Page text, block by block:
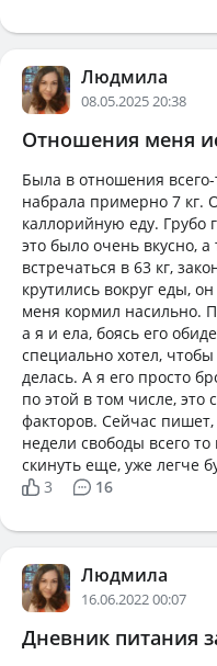
Людмила
08.05.2025 20:38
Отношения меня
Была в отношения
набрала примерно 7 кг.
каллорийную еду. Грубо
это было очень вкусно,
встречаться в 63 кг,
крутились вокруг еды,
меня кормил насильно.
а я и ела, боясь его
специально хотел,
делась. А я его просто
по этой в том числе,
факторов. Сейчас
недели свободы всего
скинуть еще, уже легче
3
16
Людмила
16.06.2022 00:07
Дневник питания